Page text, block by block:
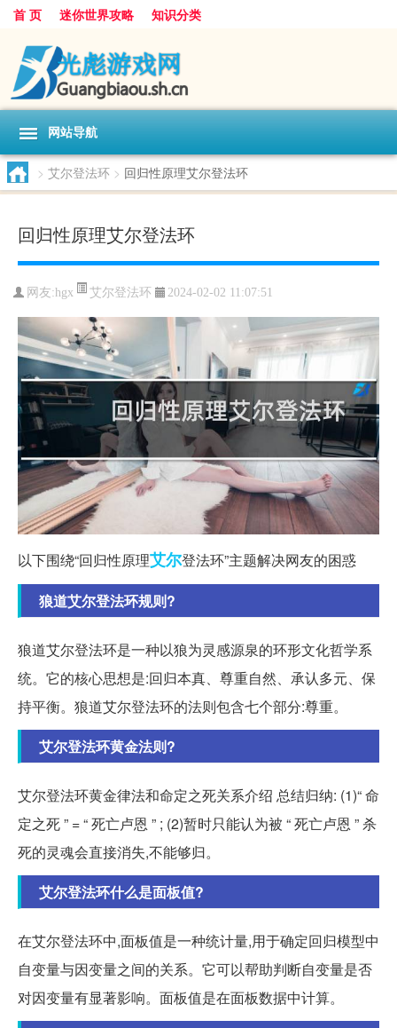
首 页 迷你世界攻略 知识分类
网站导航
> 艾尔登法环 > 回归性原理艾尔登法环
回归性原理艾尔登法环
网友:hgx 艾尔登法环 2024-02-02 11:07:51
以下围绕“回归性原理艾尔登法环”主题解决网友的困惑
狼道艾尔登法环规则?
狼道艾尔登法环是一种以狼为灵感源泉的环形文化哲学系
统。它的核心思想是:回归本真、尊重自然、承认多元、保
持平衡。狼道艾尔登法环的法则包含七个部分:尊重。
艾尔登法环黄金法则?
艾尔登法环黄金律法和命定之死关系介绍 总结归纳: (1)“ 命
定之死 ” = “ 死亡卢恩 ” ; (2)暂时只能认为被 “ 死亡卢恩 ” 杀
死的灵魂会直接消失,不能够归。
艾尔登法环什么是面板值?
在艾尔登法环中,面板值是一种统计量,用于确定回归模型中
自变量与因变量之间的关系。它可以帮助判断自变量是否
对因变量有显著影响。面板值是在面板数据中计算。